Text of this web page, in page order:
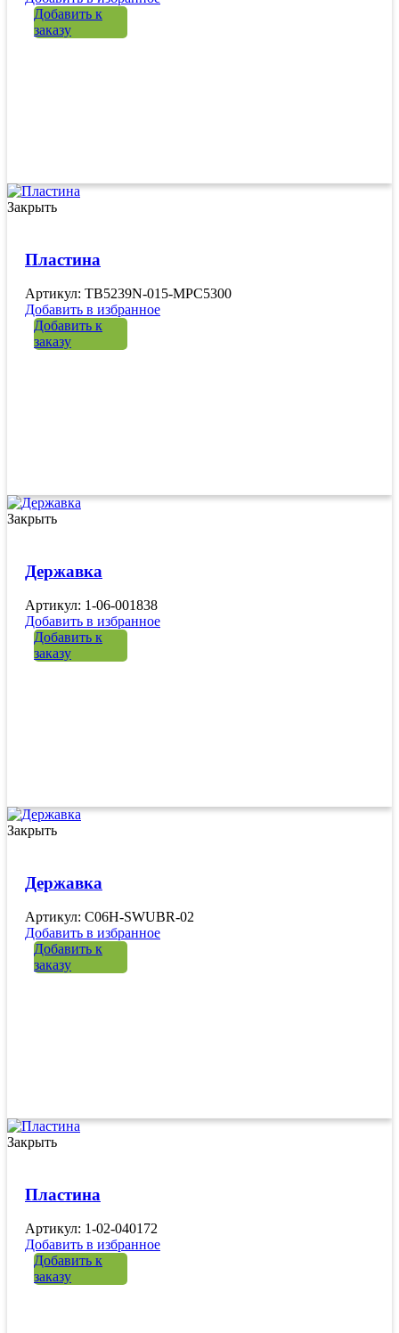
Добавить к
заказу
Закрыть
Пластина
Артикул: TB5239N-015-MPC5300
Добавить в избранное
Добавить к
заказу
Закрыть
Державка
Артикул: 1-06-001838
Добавить в избранное
Добавить к
заказу
Закрыть
Державка
Артикул: C06H-SWUBR-02
Добавить в избранное
Добавить к
заказу
Закрыть
Пластина
Артикул: 1-02-040172
Добавить в избранное
Добавить к
заказу